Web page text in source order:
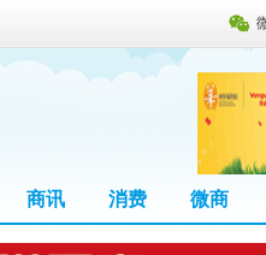
商讯 消费 微商